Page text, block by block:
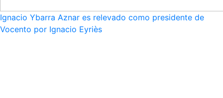
Ignacio Ybarra Aznar es relevado como presidente de
Vocento por Ignacio Eyriès